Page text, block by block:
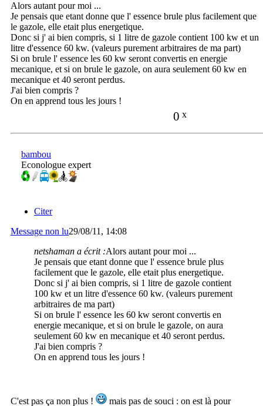
Alors autant pour moi ...
Je pensais que etant donne que l' essence brule plus facilement que
le gazole, elle etait plus energetique.
Donc si j' ai bien compris, si 1 litre de gazole contient 100 kw et un
litre d'essence 60 kw. (valeurs purement arbitraires de ma part)
Si on brule l' essence les 60 kw seront convertis en energie
mecanique, et si on brule le gazole, on aura seulement 60 kw en
mecanique et 40 seront perdus.
J'ai bien compris ?
On en apprend tous les jours !
0 x
bambou
Econologue expert
Citer
Message non lu29/08/11, 14:08
netshaman a écrit :Alors autant pour moi ...
Je pensais que etant donne que l' essence brule plus
facilement que le gazole, elle etait plus energetique.
Donc si j' ai bien compris, si 1 litre de gazole contient
100 kw et un litre d'essence 60 kw. (valeurs purement
arbitraires de ma part)
Si on brule l' essence les 60 kw seront convertis en
energie mecanique, et si on brule le gazole, on aura
seulement 60 kw en mecanique et 40 seront perdus.
J'ai bien compris ?
On en apprend tous les jours !
C'est pas ça non plus !
mais pas de souci : on est là pour